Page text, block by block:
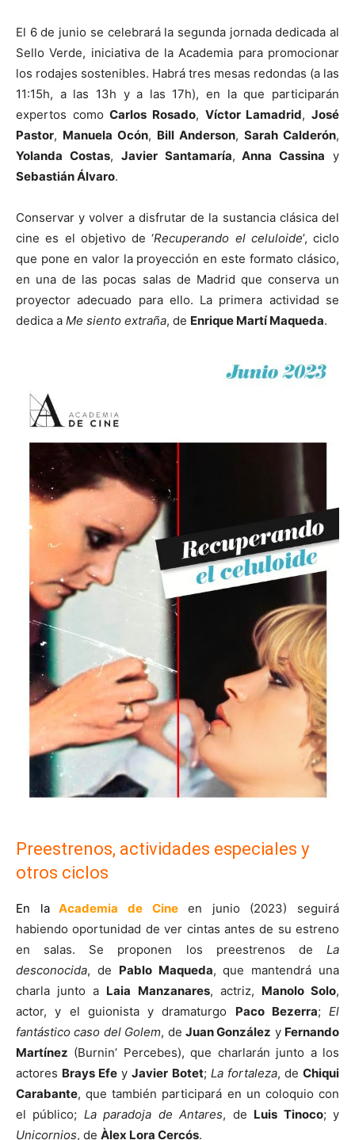
El 6 de junio se celebrará la segunda jornada dedicada al
Sello Verde, iniciativa de la Academia para promocionar
los rodajes sostenibles. Habrá tres mesas redondas (a las
11:15h, a las 13h y a las 17h), en la que participarán
expertos comoCarlos Rosado, Víctor Lamadrid,José
Pastor, Manuela Ocón, Bill Anderson, Sarah Calderón,
Yolanda Costas, Javier Santamaría, Anna Cassina y
Sebastián Álvaro.
Conservar y volver a disfrutar de la sustancia clásica del
cine es el objetivo de ‘Recuperando el celuloide’, ciclo
que pone en valor la proyección en este formato clásico,
en una de las pocas salas de Madrid que conserva un
proyector adecuado para ello. La primera actividad se
dedica a Me siento extraña, de Enrique Martí Maqueda.
Preestrenos, actividades especiales y
otros ciclos
En laAcademia de Cine
en junio (2023) seguirá
habiendo oportunidad de ver cintas antes de su estreno
en salas. Se proponen los preestrenos de La
desconocida, de Pablo Maqueda, que mantendrá una
charla junto a Laia Manzanares, actriz, Manolo Solo,
actor, y el guionista y dramaturgo Paco Bezerra; El
fantástico caso del Golem, de Juan González y Fernando
Martínez (Burnin’ Percebes), que charlarán junto a los
actores Brays Efe yJavier Botet; La fortaleza, deChiqui
Carabante, que también participará en un coloquio con
el público; La paradoja de Antares, de Luis Tinoco; y
Unicornios, de Àlex Lora Cercós.